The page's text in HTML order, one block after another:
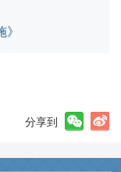
分享到